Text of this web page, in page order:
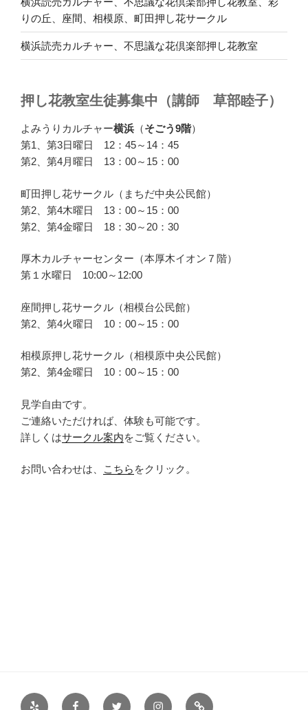
りの丘、座間、相模原、町田押し花サークル
横浜読売カルチャー、不思議な花倶楽部押し花教室
押し花教室生徒募集中（講師 草部睦子）
よみうりカルチャー横浜 （そごう9階）
第1、第3日曜日 12：45～14：45
第2、第4月曜日 13：00～15：00
町田押し花サークル（まちだ中央公民館）
第2、第4木曜日 13：00～15：00
第2、第4金曜日 18：30～20：30
厚木カルチャーセンター（本厚木イオン７階）
第１水曜日 10:00～12:00
座間押し花サークル（相模台公民館）
第2、第4火曜日 10：00～15：00
相模原押し花サークル（相模原中央公民館）
第2、第4金曜日 10：00～15：00
見学自由です。
ご連絡いただければ、体験も可能です。
詳しくはサークル案内をご覧ください。
お問い合わせは、 こちら をクリック。
Yelp FacebookTwitter Instagram
サ